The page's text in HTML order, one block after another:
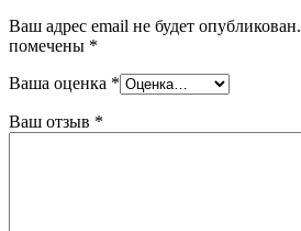
Ваш адрес email не будет опубликован.
помечены *
Ваша оценка *
Ваш отзыв *